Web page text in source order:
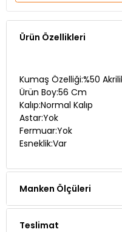
Ürün Özellikleri
Kumaş Özelliği:%50
Ürün Boy:56 Cm
Kalıp:Normal Kalıp
Astar:Yok
Fermuar:Yok
Esneklik:Var
Manken Ölçüleri
Teslimat